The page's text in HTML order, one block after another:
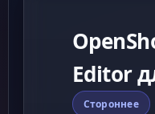
Editor
Стороннее